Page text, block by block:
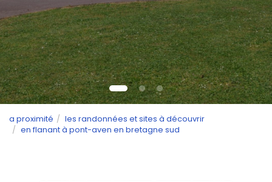
a proximité
les randonnées et sites à découvrir
en flanant à pont-aven en bretagne sud